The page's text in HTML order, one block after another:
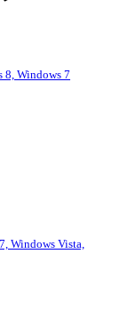
8, Windows 7
Windows Vista,